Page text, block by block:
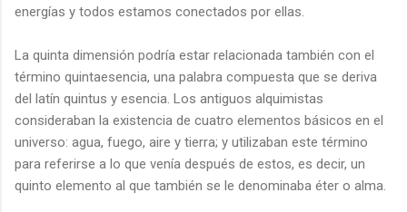
energías y todos estamos conectados por ellas.
La quinta dimensión podría estar relacionada también con el
término quintaesencia, una palabra compuesta que se deriva
del latín quintus y esencia. Los antiguos alquimistas
consideraban la existencia de cuatro elementos básicos en el
universo: agua, fuego, aire y tierra; y utilizaban este término
para referirse a lo que venía después de estos, es decir, un
quinto elemento al que también se le denominaba éter o alma.